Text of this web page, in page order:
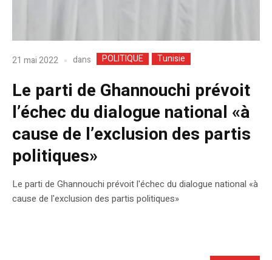
21 mai 2022 dans POLITIQUE Tunisie
Le parti de Ghannouchi prévoit
l’échec du dialogue national «à
cause de l’exclusion des partis
politiques»
Le parti de Ghannouchi prévoit l'échec du dialogue national «à
cause de l'exclusion des partis politiques»